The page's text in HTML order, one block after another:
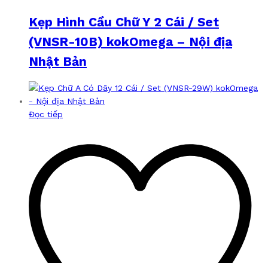
Kẹp Hình Cầu Chữ Y 2 Cái / Set
(VNSR-10B) kokOmega – Nội địa
Nhật Bản
Đọc tiếp